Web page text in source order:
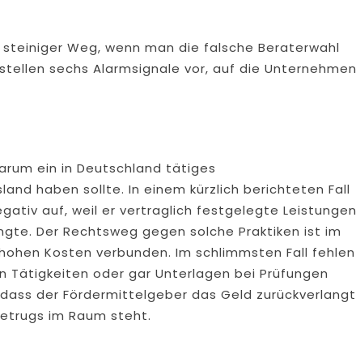
Weg, wenn man die falsche Beraterwahl
sechs Alarmsignale vor, auf die Unternehmen
ein in Deutschland tätiges
haben sollte. In einem kürzlich berichteten Fall
auf, weil er vertraglich festgelegte Leistungen
Der Rechtsweg gegen solche Praktiken ist im
Kosten verbunden. Im schlimmsten Fall fehlen
oder gar Unterlagen bei Prüfungen
der Fördermittelgeber das Geld zurückverlangt
im Raum steht.